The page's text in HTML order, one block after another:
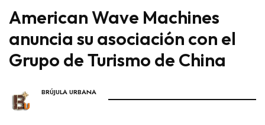
American Wave Machines
anuncia su asociación con el
Grupo de Turismo de China
BRÚJULA URBANA